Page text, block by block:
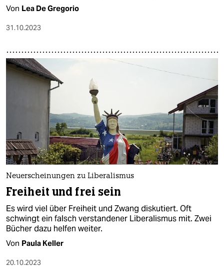
Von Lea De Gregorio
31.10.2023
Neuerscheinungen zu Liberalismus
Freiheit und frei sein
Es wird viel über Freiheit und Zwang diskutiert. Oft
schwingt ein falsch verstandener Liberalismus mit. Zwei
Bücher dazu helfen weiter.
Von Paula Keller
20.10.2023